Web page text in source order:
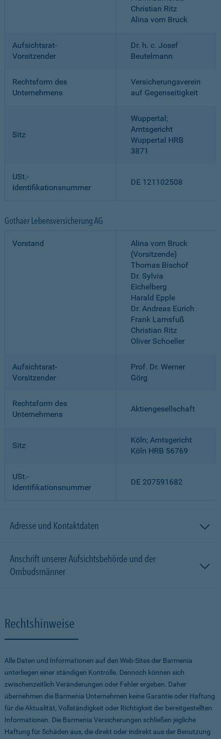
Christian Ritz
Alina vom Bruck
Aufsichtsrat-
Vorsitzender
Dr. h. c. Josef
Beutelmann
Rechtsform des
Unternehmens
Versicherungsverein
auf Gegenseitigkeit
Sitz
Wuppertal;
Amtsgericht
Wuppertal HRB
3871
USt.-
Identifikationsnummer
DE 121102508
Gothaer Lebensversicherung AG
Vorstand
Alina vom Bruck
(Vorsitzende)
Thomas Bischof
Dr. Sylvia
Eichelberg
Harald Epple
Dr. Andreas Eurich
Frank Lamsfuß
Christian Ritz
Oliver Schoeller
Aufsichtsrat-
Vorsitzender
Prof. Dr. Werner
Görg
Rechtsform des
Unternehmens
Aktiengesellschaft
Sitz
Köln; Amtsgericht
Köln HRB 56769
USt.-
Identifikationsnummer
DE 207591682
Adresse und Kontaktdaten
Anschrift unserer Aufsichtsbehörde und der
Ombudsmänner
Rechtshinweise
Alle Daten und Informationen auf den Web-Sites der Barmenia
unterliegen einer ständigen Kontrolle. Dennoch können sich
zwischenzeitlich Veränderungen oder Fehler ergeben. Daher
übernehmen die Barmenia Unternehmen keine Garantie oder Haftung
für die Aktualität, Vollständigkeit oder Richtigkeit der bereitgestellten
Informationen. Die Barmenia Versicherungen schließen jegliche
Haftung für Schäden aus, die direkt oder indirekt aus der Benutzung